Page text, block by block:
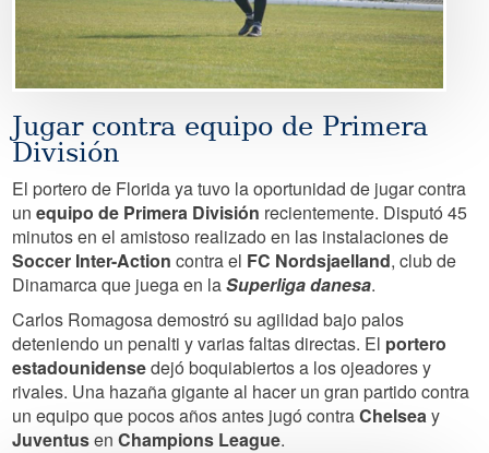
Jugar contra equipo de Primera
División
El portero de Florida ya tuvo la oportunidad de jugar contra
unequipo de Primera División recientemente. Disputó 45
minutos en el amistoso realizado en las instalaciones de
Soccer Inter-Action contra el FC Nordsjaelland, club de
Dinamarca que juega en laSuperliga danesa.
Carlos Romagosa demostró su agilidad bajo palos
deteniendo un penalti y varias faltas directas. El portero
estadounidensedejó boquiabiertos a los ojeadores y
rivales. Una hazaña gigante al hacer un gran partido contra
un equipo que pocos años antes jugó contraChelseay
JuventusenChampions League.